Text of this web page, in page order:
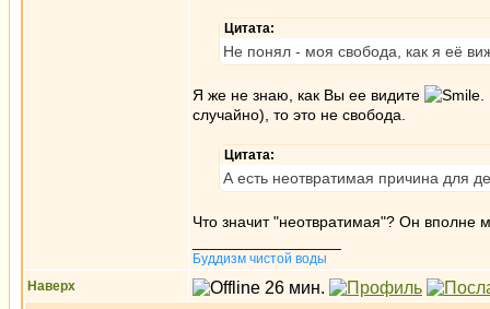
Цитата:
Не понял - моя свобода, как я её
Я же не знаю, как Вы ее видите
случайно), то это не свобода.
Цитата:
А есть неотвратимая причина для
Что значит "неотвратимая"? Он вполне
Буддизм чистой воды
Наверх